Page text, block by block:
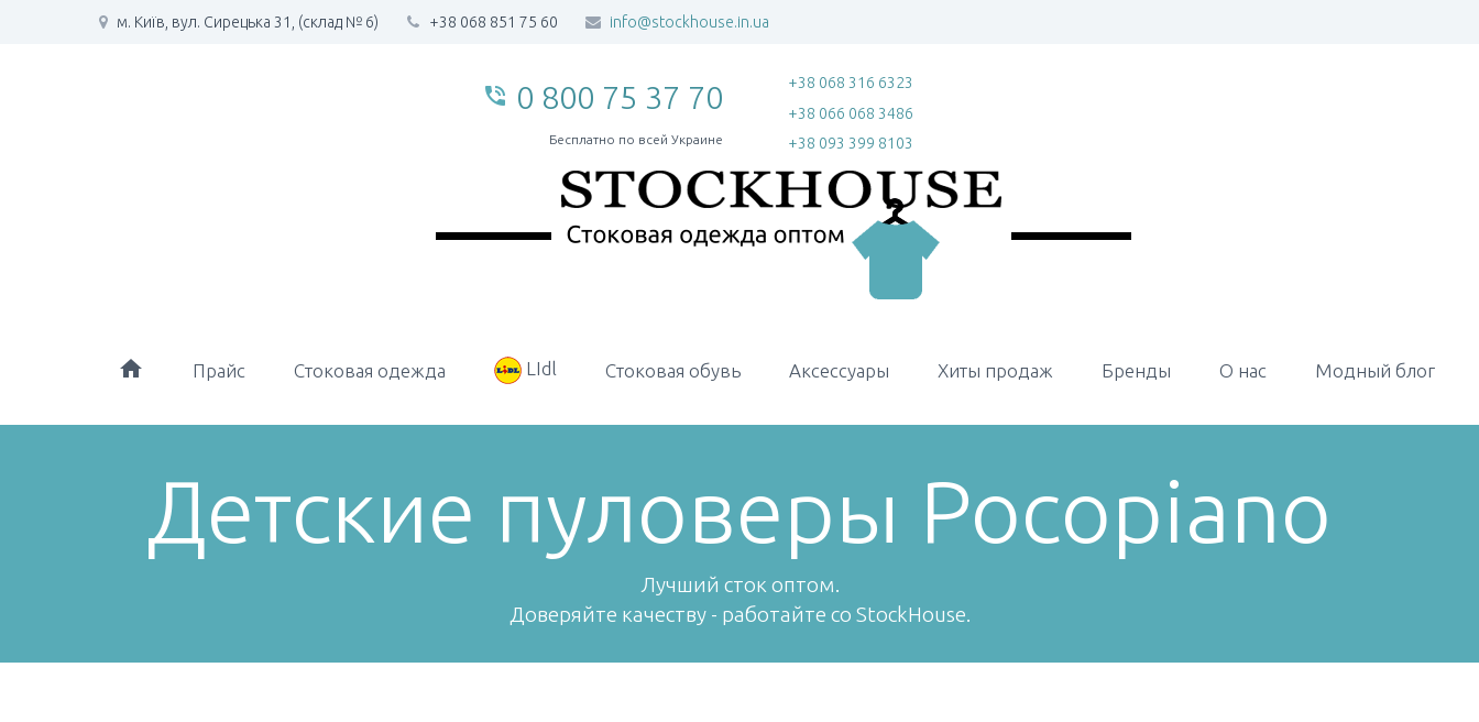
м. Київ, вул. Сирецька 31, (склад № 6) +38 068 851 75 60 info@stockhouse.in.ua
phone_in_talk 0 800 75 37 70
Бесплатно по всей Украине
+38 068 316 6323
+38 066 068 3486
+38 093 399 8103
home Прайс Стоковая одежда LIdl Стоковая обувь Аксессуары Хиты продаж Бренды О нас Модный блог
Детские пуловеры Pocopiano
Лучший сток оптом.
Доверяйте качеству - работайте со StockHouse.